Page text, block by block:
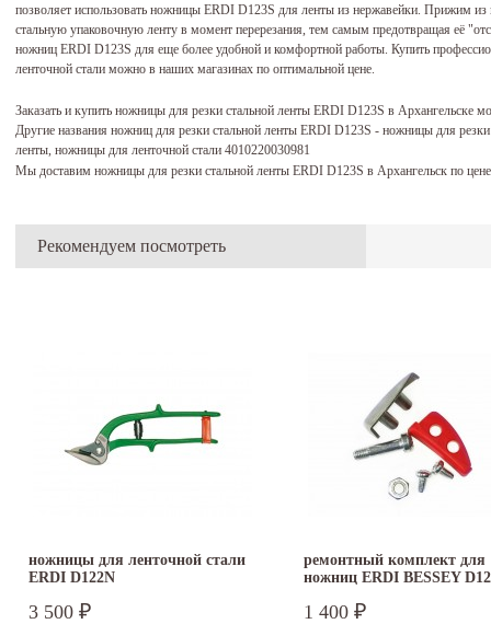
позволяет использовать ножницы ERDI D123S для ленты из нержавейки. Прижим
стальную упаковочную ленту в момент перерезания, тем самым предотвращая её
ножниц ERDI D123S для еще более удобной и комфортной работы. Купить
ленточной стали можно в наших магазинах по оптимальной цене.
Заказать и купить ножницы для резки стальной ленты ERDI D123S в Архангельске
Другие названия ножниц для резки стальной ленты ERDI D123S - ножницы для
ленты, ножницы для ленточной стали 4010220030981
Мы доставим ножницы для резки стальной ленты ERDI D123S в Архангельск по
Рекомендуем посмотреть
ножницы для ленточной стали
ERDI D122N
3 500 ₽
ремонтный комплект для
ножниц ERDI BESSEY
1 400 ₽